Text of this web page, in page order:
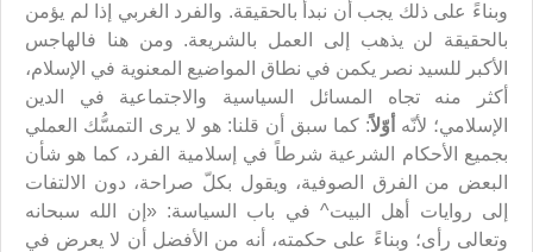
وبناءً على ذلك يجب أن نبدأ بالحقيقة. والفرد الغربي إذا لم يؤمن
بالحقيقة لن يذهب إلى العمل بالشريعة. ومن هنا فالهاجس
الأكبر للسيد نصر يكمن في نطاق المواضيع المعنوية في الإسلام،
أكثر منه تجاه المسائل السياسية والاجتماعية في الدين
الإسلامي؛ لأنّه
أوّلاً: كما سبق أن قلنا: هو لا يرى التمسُّك العملي
بجميع الأحكام الشرعية شرطاً في إسلامية الفرد، كما هو شأن
البعض من الفرق الصوفية، ويقول بكلّ صراحة، دون الالتفات
إلى روايات أهل البيت^ في باب السياسة: «إن الله سبحانه
وتعالى رأى؛ وبناءً على حكمته، أنه من الأفضل أن لا يعرض في